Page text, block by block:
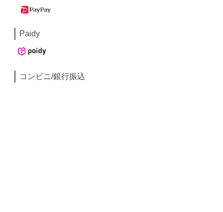
Paidy
コンビニ/銀行振込